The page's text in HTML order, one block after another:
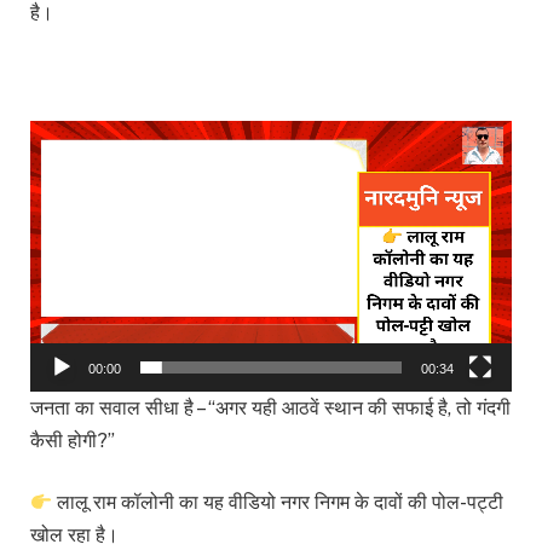
है।
Video
Player
00:00 00:34
जनता का सवाल सीधा है – “अगर यही आठवें स्थान की सफाई है, तो गंदगी
कैसी होगी?”
लालू राम कॉलोनी का यह वीडियो नगर निगम के दावों की पोल-पट्टी
खोल रहा है।